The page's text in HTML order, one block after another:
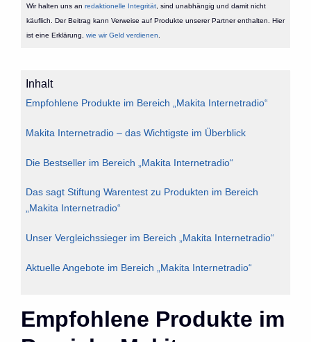
Wir halten uns an redaktionelle Integrität, sind unabhängig und damit nicht
käuflich. Der Beitrag kann Verweise auf Produkte unserer Partner enthalten. Hier
ist eine Erklärung, wie wir Geld verdienen
Inhalt
Empfohlene Produkte im Bereich „Makita Internetradio“
Makita Internetradio – das Wichtigste im Überblick
Die Bestseller im Bereich „Makita Internetradio“
Das sagt Stiftung Warentest zu Produkten im Bereich
„Makita Internetradio“
Unser Vergleichssieger im Bereich „Makita Internetradio“
Aktuelle Angebote im Bereich „Makita Internetradio“
Empfohlene Produkte im